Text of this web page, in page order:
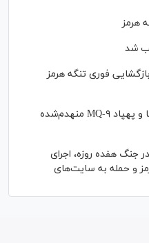
شد
فوری تنگه هرمز
اولین تصاویر لاشه F-۱۵ آمریکا و پهپاد MQ-۹ منهدم‌شده
جنگ هفده روزه، اجرای
و حمله به سایت‌های